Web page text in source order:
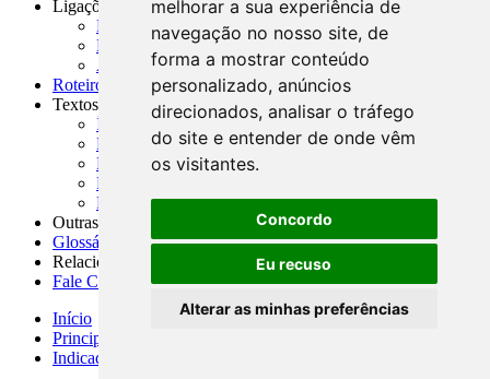
melhorar a sua experiência de
navegação no nosso site, de
forma a mostrar conteúdo
personalizado, anúncios
direcionados, analisar o tráfego
do site e entender de onde vêm
os visitantes.
Concordo
Eu recuso
Alterar as minhas preferências
Ligações Externas
Links Úteis
Presidência da República
Agências Nacionais Reguladoras
Roteiros para Estudos
Textos
Índice de Textos
Editorial
Monografias
Na Imprensa
Fórum de Discussão
Outras ferramentas
Glossário
Relacionamento
Fale Conosco
Início
Principais notícias
Indicadores